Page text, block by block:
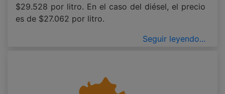
$29.528 por litro. En el caso del diésel, el precio
es de $27.062 por litro.
Seguir leyendo...